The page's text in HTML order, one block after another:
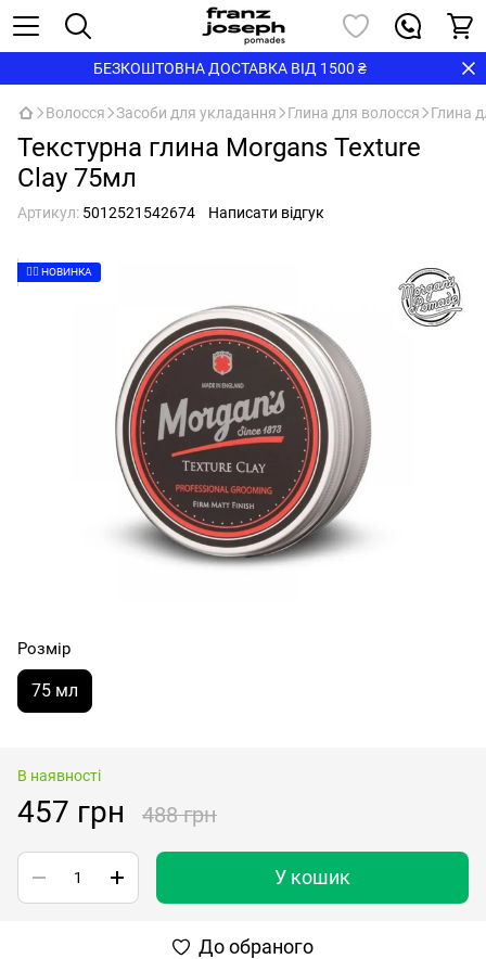
БЕЗКОШТОВНА ДОСТАВКА ВІД 1500 ₴
Волосся Засоби для укладання Глина для волосся Глина
Текстурна глина Morgans Texture
Clay 75мл
Артикул: 5012521542674 Написати відгук
👉🏻 НОВИНКА
Розмір
75 мл
В наявності
457 грн 488 грн
У кошик
До обраного